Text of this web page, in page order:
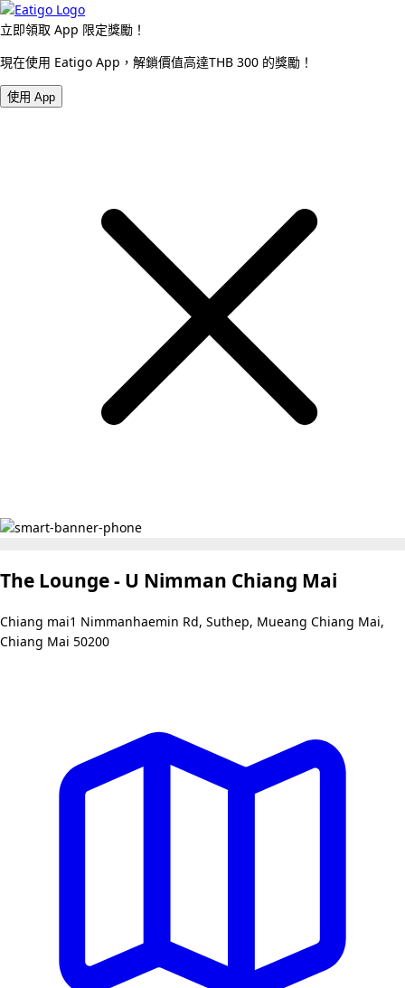
立即領取 App 限定獎勵！
現在使用 Eatigo App，解鎖價值高達THB 300 的獎勵！
使用 App
The Lounge - U Nimman Chiang Mai
Chiang mai1 Nimmanhaemin Rd, Suthep, Mueang Chiang Mai,
Chiang Mai 50200